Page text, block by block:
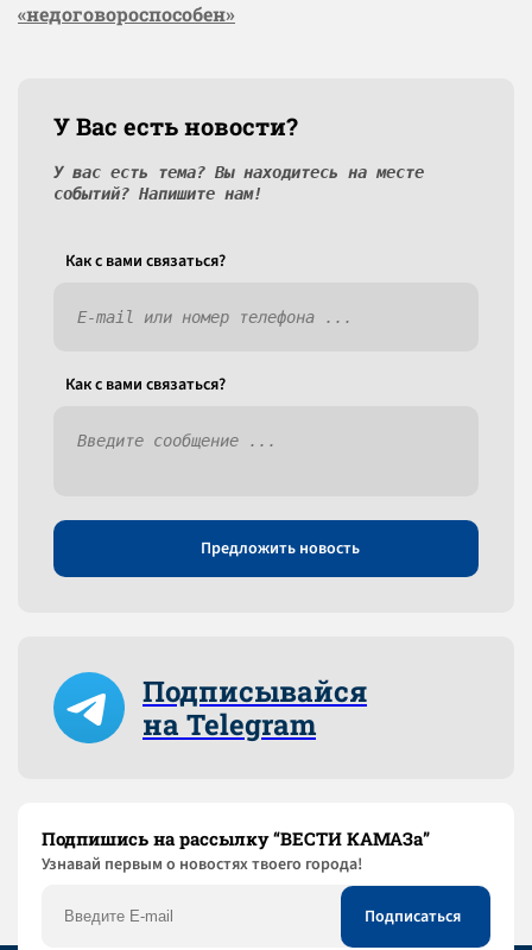
«недоговороспособен»
У Вас есть новости?
У вас есть тема? Вы находитесь на месте
событий? Напишите нам!
Как c вами связаться?
Как c вами связаться?
Предложить новость
Подписывайся
на Telegram
Подпишись на рассылку “ВЕСТИ КАМАЗа”
Узнaвай первым о новостях твоего города!